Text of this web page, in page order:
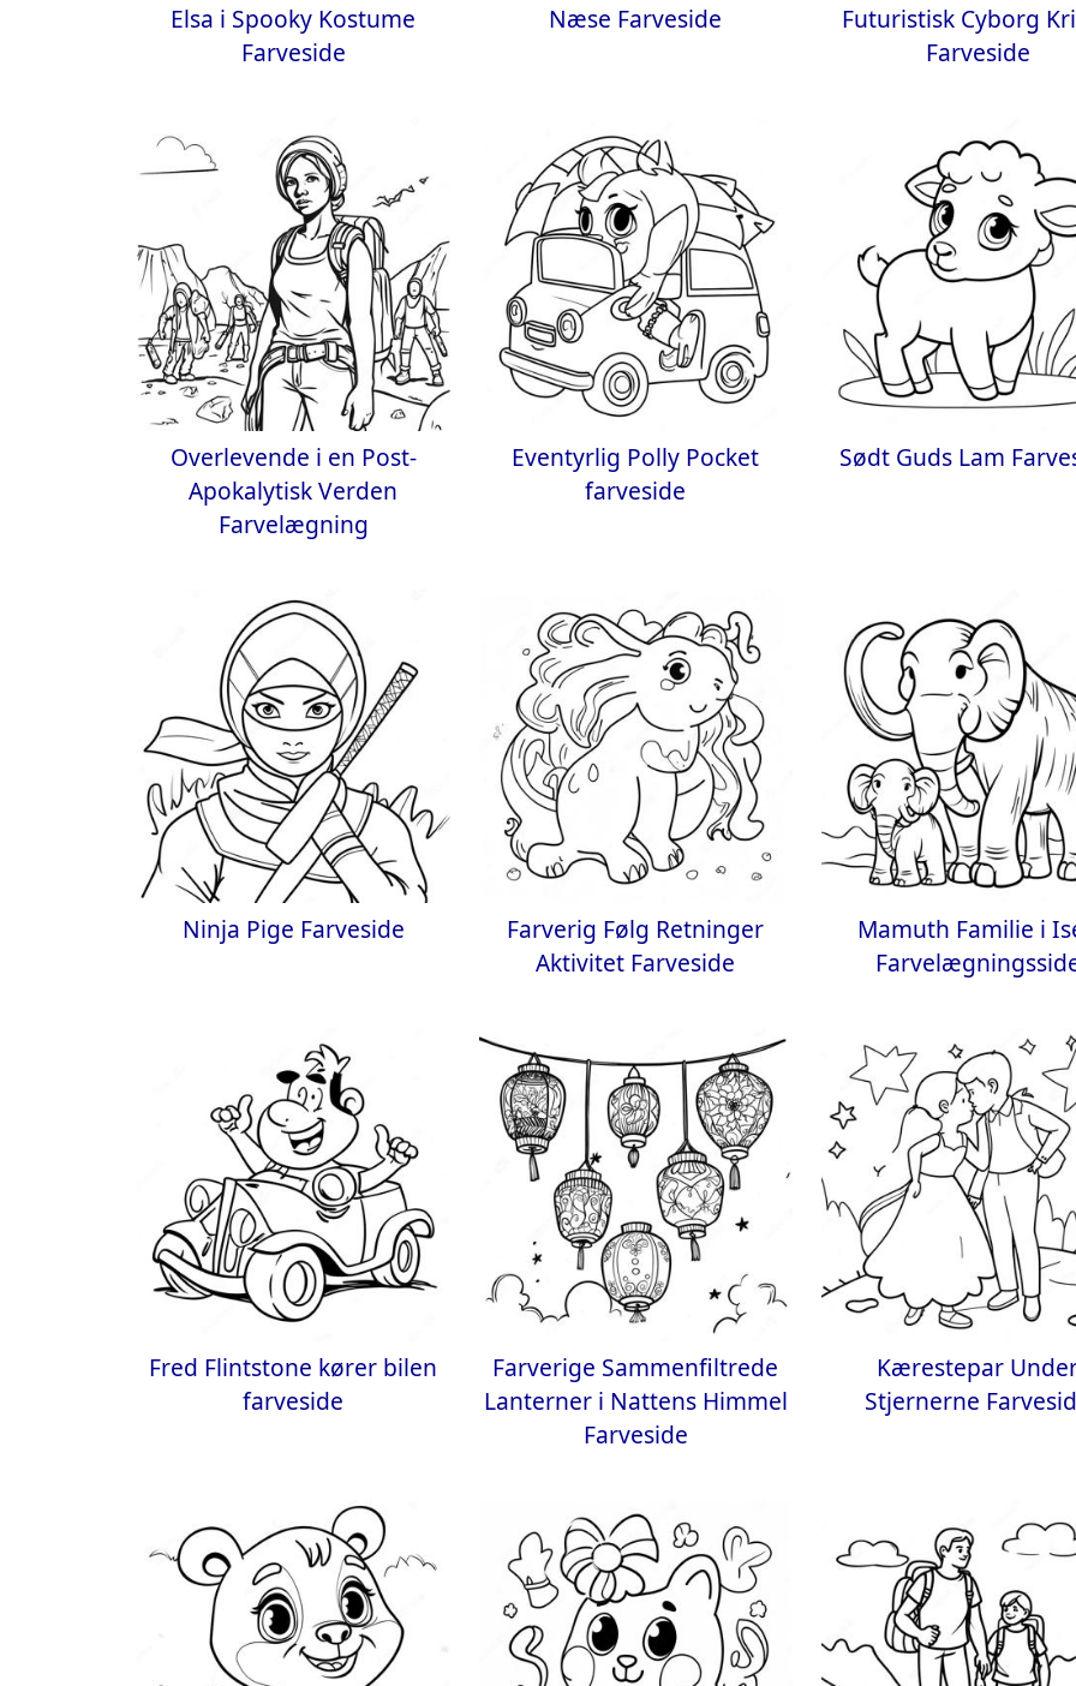
Elsa i Spooky Kostume
Farveside
Næse Farveside
Futuristisk Cyborg
Farveside
Overlevende i en Post-
Apokalytisk Verden
Farvelægning
Eventyrlig Polly Pocket
farveside
Sødt Guds Lam
Ninja Pige Farveside
Farverig Følg Retninger
Aktivitet Farveside
Mamuth Familie i
Fred Flintstone kører bilen
farveside
Farverige Sammenfiltrede
Lanterner i Nattens Himmel
Farveside
Kærestepar
Stjernerne